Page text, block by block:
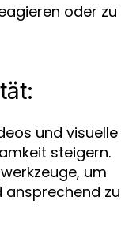
oder zu
und visuelle
steigern.
um
ansprechend zu